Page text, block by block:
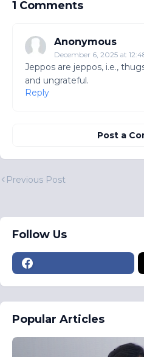
1 Comments
Anonymous
December 6, 2025 at
Jeppos are jeppos, i.e.,
and ungrateful.
Reply
Post a
Previous Post
Follow Us
Popular Articles